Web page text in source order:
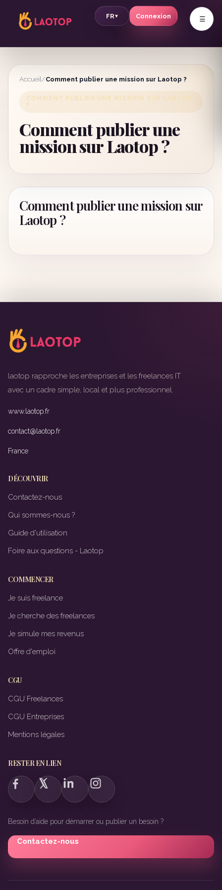
FR▾ Connexion v
Accueil/Comment publier une mission sur Laotop ?
COMMENT PUBLIER UNE MISSION SUR LAOTOP
?
Comment publier une
mission sur Laotop ?
Comment publier une mission sur
Laotop ?
laotop rapproche les entreprises et les freelances IT
avec un cadre simple, local et plus professionnel.
www.laotop.fr
contact@laotop.fr
France
DÉCOUVRIR
Contactez-nous
Qui sommes-nous ?
Guide d'utilisation
Foire aux questions - Laotop
COMMENCER
Je suis freelance
Je cherche des freelances
Je simule mes revenus
Offre d'emploi
CGU
CGU Freelances
CGU Entreprises
Mentions légales
RESTER EN LIEN
Besoin d’aide pour démarrer ou publier un besoin ?
Contactez-nous